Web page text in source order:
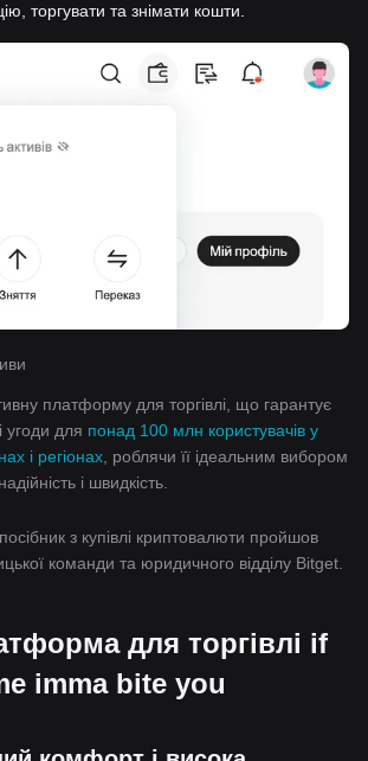
торгувати та знімати кошти.
платформу для торгівлі, що гарантує
угоди для понад 100 млн користувачів у
і регіонах , роблячи її ідеальним вибором
і швидкість.
з купівлі криптовалюти пройшов
команди та юридичного відділу Bitget.
для торгівлі if
imma bite you